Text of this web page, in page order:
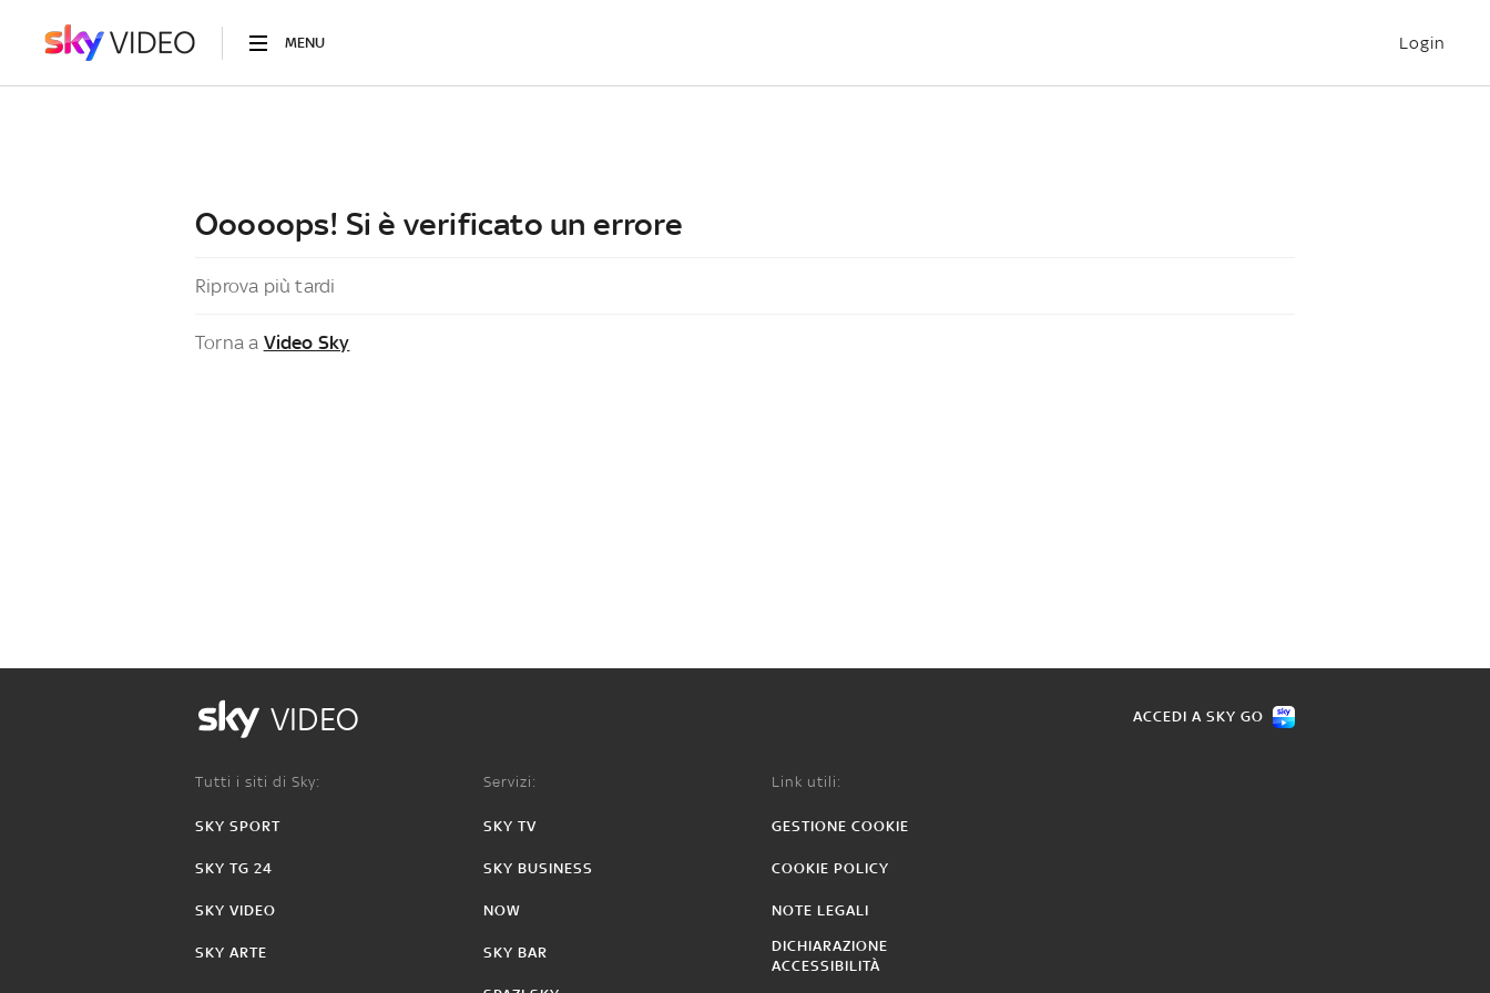
MENU Login
Ooooops! Si è verificato un errore
Riprova più tardi
Torna a Video Sky
VIDEO ACCEDI A SKY GO
Tutti i siti di Sky:
SKY SPORT
SKY TG 24
SKY VIDEO
SKY ARTE
Servizi:
SKY TV
SKY BUSINESS
NOW
SKY BAR
Link utili:
GESTIONE COOKIE
COOKIE POLICY
NOTE LEGALI
DICHIARAZIONE
ACCESSIBILITÀ